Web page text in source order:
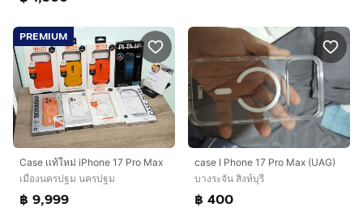
PREMIUM
Case เเท้ใหม่ iPhone 17 Pro Max
เมืองนครปฐม นครปฐม
฿ 9,999
case I Phone 17 Pro Max (UAG)
บางระจัน สิงห์บุรี
฿ 400